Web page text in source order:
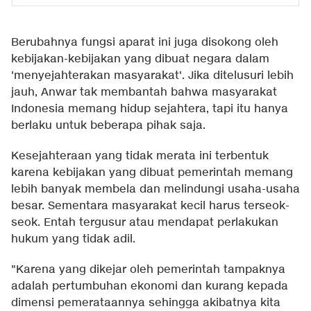
Berubahnya fungsi aparat ini juga disokong oleh
kebijakan-kebijakan yang dibuat negara dalam
'menyejahterakan masyarakat'. Jika ditelusuri lebih
jauh, Anwar tak membantah bahwa masyarakat
Indonesia memang hidup sejahtera, tapi itu hanya
berlaku untuk beberapa pihak saja.
Kesejahteraan yang tidak merata ini terbentuk
karena kebijakan yang dibuat pemerintah memang
lebih banyak membela dan melindungi usaha-usaha
besar. Sementara masyarakat kecil harus terseok-
seok. Entah tergusur atau mendapat perlakukan
hukum yang tidak adil.
"Karena yang dikejar oleh pemerintah tampaknya
adalah pertumbuhan ekonomi dan kurang kepada
dimensi pemerataannya sehingga akibatnya kita